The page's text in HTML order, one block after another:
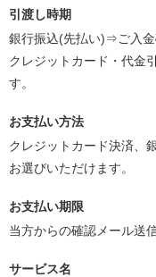
引渡し時期
銀行振込(先払い)⇒ご入金
クレジットカード・代金
す。
お支払い方法
クレジットカード決済、
お選びいただけます。
お支払い期限
当方からの確認メール送
サービス名